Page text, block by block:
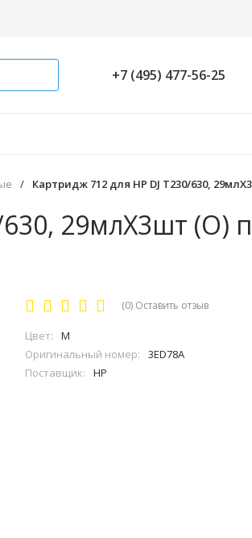
+7 (495) 477-56-25
/ Картридж 712 для HP DJ Т230/630,
630, 29млХ3шт (О)
(0) Оставить отзыв
Цвет:
M
Оригинальный номер:
3ED78A
Поставщик:
HP